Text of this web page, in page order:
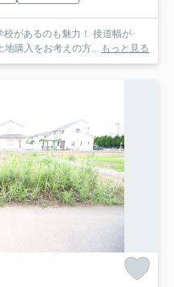
があるのも魅力！ 接道幅が
購入をお考えの方...
もっと見る